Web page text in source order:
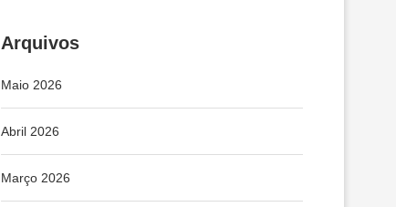
Arquivos
Maio 2026
Abril 2026
Março 2026